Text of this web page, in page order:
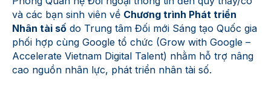
và các bạn sinh viên về Chương trình Phát triển
Nhân tài số do Trung tâm Đối mới Sáng tạo Quốc gia
phối hợp cùng Google tổ chức (Grow with Google –
Accelerate Vietnam Digital Talent) nhằm hỗ trợ nâng
cao nguồn nhân lực, phát triển nhân tài số.